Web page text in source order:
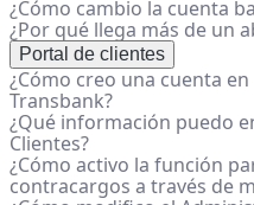
¿Cómo cambio la cuenta
¿Por qué llega más de un
Portal de clientes
¿Cómo creo una cuenta
Transbank?
¿Qué información puedo
Clientes?
¿Cómo activo la función
contracargos a través de